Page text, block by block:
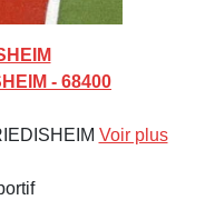
- 68400
Voir plus